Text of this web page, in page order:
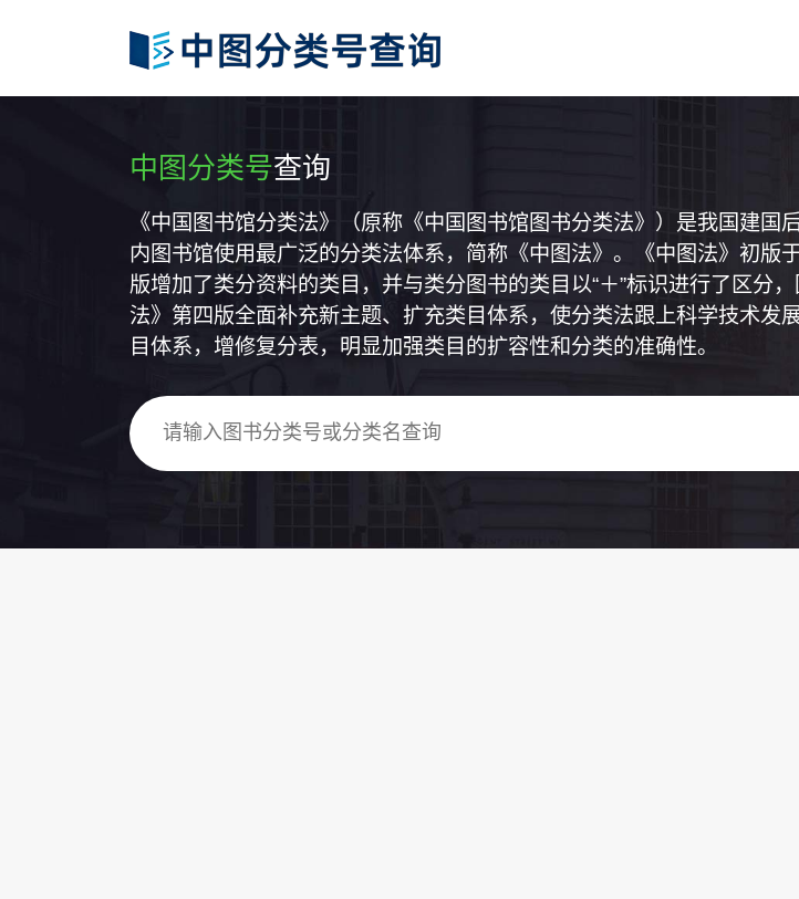
中图分类号查询
《中国图书馆分类法》（原称《中国图书馆图书分类法》）是我国建
内图书馆使用最广泛的分类法体系，简称《中图法》。《中图法》初
版增加了类分资料的类目，并与类分图书的类目以“＋”标识进行了区分
法》第四版全面补充新主题、扩充类目体系，使分类法跟上科学技术发
目体系，增修复分表，明显加强类目的扩容性和分类的准确性。